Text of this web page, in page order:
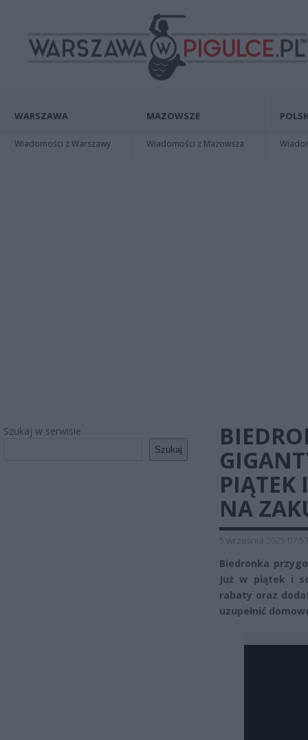
WARSZAWA
Wiadomości z Warszawy
MAZOWSZE
Wiadomości z Mazowsza
Szukaj w serwisie
Szukaj
PIĄTEK
NA
5 września 2025 07:57
Biedronka
Już w piątek i
rabaty oraz
uzupełnić